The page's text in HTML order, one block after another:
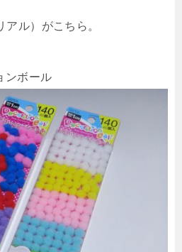
ル）がこちら。
ンボール